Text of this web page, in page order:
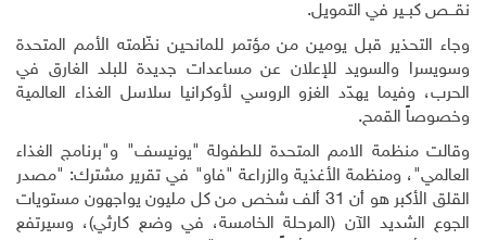
نقـــص كبــير في التمويل.
وجاء التحذير قبل يومين من مؤتمر للمانحين نظّمته الأمم المتحدة
وسويسرا والسويد للإعلان عن مساعدات جديدة للبلد الغارق في
الحرب، وفيما يهدّد الغزو الروسي لأوكرانيا سلاسل الغذاء العالمية
وخصوصاً القمح.
وقالت منظمة الامم المتحدة للطفولة "يونيسف" و"برنامج الغذاء
العالمي"، ومنظمة الأغذية والزراعة "فاو" في تقرير مشترك: "مصدر
القلق الأكبر هو أن 31 ألف شخص من كل مليون يواجهون مستويات
الجوع الشديد الآن (المرحلة الخامسة، في وضع كارثي)، وسيرتفع